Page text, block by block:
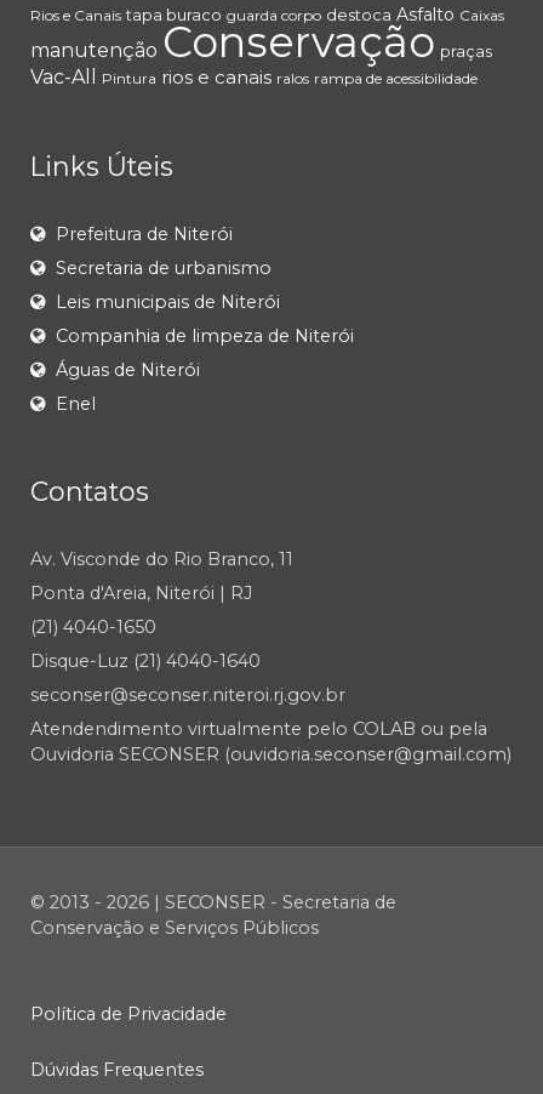
Rios e Canais tapa buraco guarda corpo destoca Asfalto Caixas
manutenção Conservação praças
Vac-All Pintura rios e canais ralos rampa de acessibilidade
Links Úteis
Prefeitura de Niterói
Secretaria de urbanismo
Leis municipais de Niterói
Companhia de limpeza de Niterói
Águas de Niterói
Enel
Contatos
Av. Visconde do Rio Branco, 11
Ponta d'Areia, Niterói | RJ
(21) 4040-1650
Disque-Luz (21) 4040-1640
seconser@seconser.niteroi.rj.gov.br
Atendendimento virtualmente pelo COLAB ou pela
Ouvidoria SECONSER (ouvidoria.seconser@gmail.com)
© 2013 - 2026 | SECONSER - Secretaria de
Conservação e Serviços Públicos
Política de Privacidade
Dúvidas Frequentes